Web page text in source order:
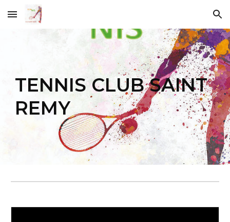
Skip to main content Skip to navigation
TENNIS CLUB SAINT
REMY